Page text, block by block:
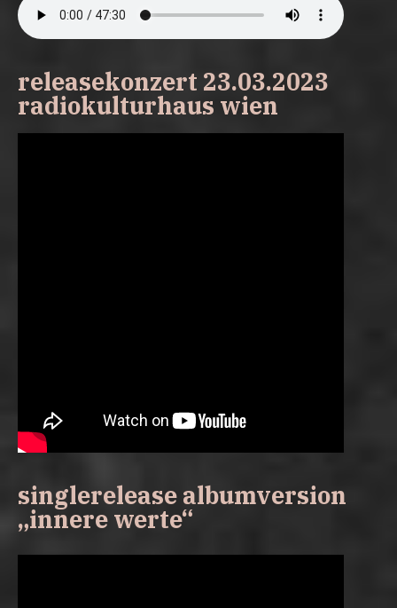
releasekonzert 23.03.2023
radiokulturhaus wien
singlerelease albumversion
„innere werte“